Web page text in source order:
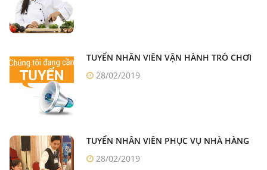
TUYỂN NHÂN VIÊN VẬN HÀNH TRÒ CHƠI
28/02/2019
TUYỂN NHÂN VIÊN PHỤC VỤ NHÀ HÀNG
28/02/2019